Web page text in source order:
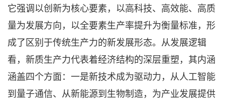
它强调以创新为核心要素，以高科技、高效能、高质
量为发展方向，以全要素生产率提升为衡量标准，形
成了区别于传统生产力的新发展形态。从发展逻辑
看，新质生产力代表着经济结构的深层重塑，其内涵
涵盖四个方面：一是新技术成为驱动力，从人工智能
到量子通信、从新能源到生物制造，为产业发展提供